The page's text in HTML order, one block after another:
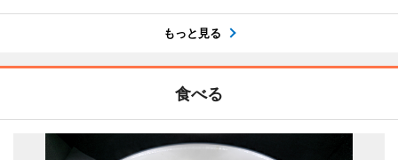
もっと見る
食べる